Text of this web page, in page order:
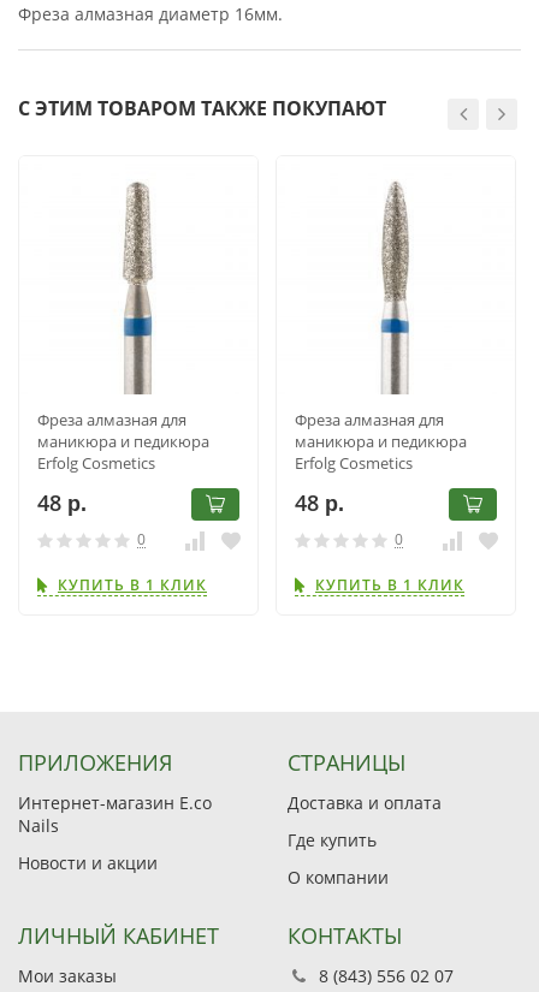
Фреза алмазная диаметр 16мм.
С ЭТИМ ТОВАРОМ ТАКЖЕ ПОКУПАЮТ
Фреза алмазная для
маникюра и педикюра
Erfolg Cosmetics
48 р.
0
КУПИТЬ В 1 КЛИК
Фреза алмазная для
маникюра и педикюра
Erfolg Cosmetics
48 р.
0
КУПИТЬ В 1 КЛИК
ПРИЛОЖЕНИЯ
Интернет-магазин E.co
Nails
Новости и акции
СТРАНИЦЫ
Доставка и оплата
Где купить
О компании
ЛИЧНЫЙ КАБИНЕТ
Мои заказы
КОНТАКТЫ
8 (843) 556 02 07